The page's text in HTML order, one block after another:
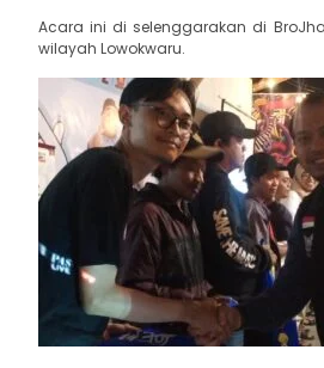
Acara ini di selenggarakan di
wilayah Lowokwaru.